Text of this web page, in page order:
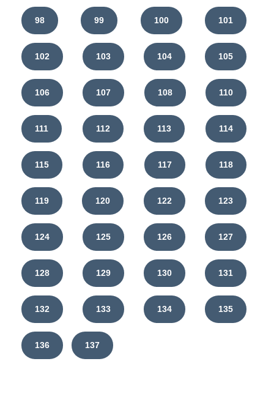
98 99 100 101
102 103 104 105
106 107 108 110
111 112 113 114
115 116 117 118
119 120 122 123
124 125 126 127
128 129 130 131
132 133 134 135
136 137